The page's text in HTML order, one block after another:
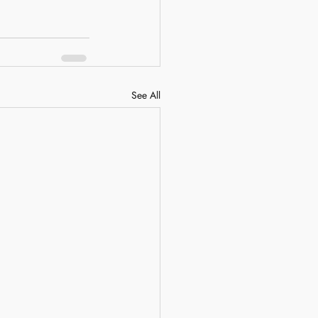
See All